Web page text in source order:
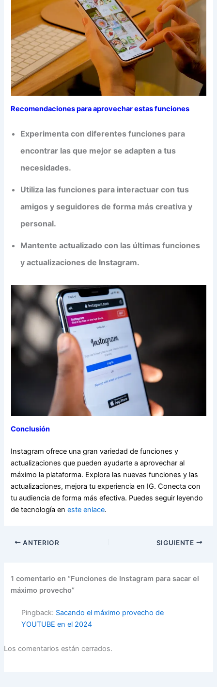
Recomendaciones para aprovechar estas funciones
Experimenta con diferentes funciones para
encontrar las que mejor se adapten a tus
necesidades.
Utiliza las funciones para interactuar con tus
amigos y seguidores de forma más creativa y
personal.
Mantente actualizado con las últimas funciones
y actualizaciones de Instagram.
Conclusión
Instagram ofrece una gran variedad de funciones y
actualizaciones que pueden ayudarte a aprovechar al
máximo la plataforma. Explora las nuevas funciones y las
actualizaciones, mejora tu experiencia en IG. Conecta con
tu audiencia de forma más efectiva. Puedes seguir leyendo
de tecnología eneste enlace.
ANTERIOR SIGUIENTE
1 comentario en “Funciones de Instagram para sacar el
máximo provecho”
Pingback: Sacando el máximo provecho de
YOUTUBE en el 2024
Los comentarios están cerrados.